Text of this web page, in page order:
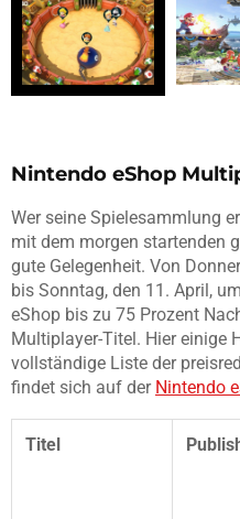
Nintendo eShop
Wer seine Spielesammlung
mit dem morgen startenden
gute Gelegenheit. Von
bis Sonntag, den 11. April,
eShop bis zu 75 Prozent
Multiplayer-Titel. Hier einige
vollständige Liste der
findet sich auf der Nintendo
Titel